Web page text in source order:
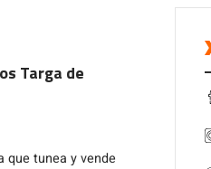
Targa de
que tunea y vende